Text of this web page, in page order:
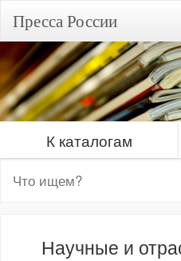
Пресса России
К каталогам
Научные и